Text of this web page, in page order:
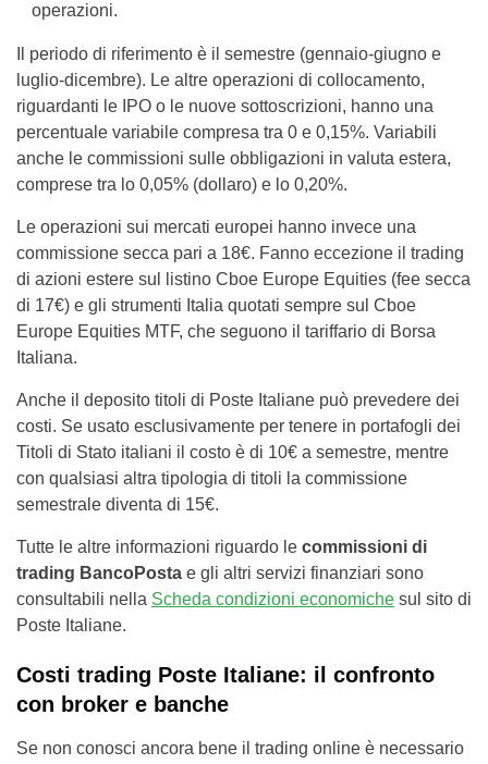
operazioni.
Il periodo di riferimento è il semestre (gennaio-giugno e
luglio-dicembre). Le altre operazioni di collocamento,
riguardanti le IPO o le nuove sottoscrizioni, hanno una
percentuale variabile compresa tra 0 e 0,15%. Variabili
anche le commissioni sulle obbligazioni in valuta estera,
comprese tra lo 0,05% (dollaro) e lo 0,20%.
Le operazioni sui mercati europei hanno invece una
commissione secca pari a 18€. Fanno eccezione il trading
di azioni estere sul listino Cboe Europe Equities (fee secca
di 17€) e gli strumenti Italia quotati sempre sul Cboe
Europe Equities MTF, che seguono il tariffario di Borsa
Italiana.
Anche il deposito titoli di Poste Italiane può prevedere dei
costi. Se usato esclusivamente per tenere in portafogli dei
Titoli di Stato italiani il costo è di 10€ a semestre, mentre
con qualsiasi altra tipologia di titoli la commissione
semestrale diventa di 15€.
Tutte le altre informazioni riguardo le commissioni di
trading BancoPosta e gli altri servizi finanziari sono
consultabili nella Scheda condizioni economiche sul sito di
Poste Italiane.
Costi trading Poste Italiane: il confronto
con broker e banche
Se non conosci ancora bene il trading online è necessario